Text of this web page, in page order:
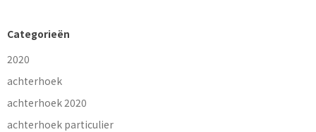
Categorieën
2020
achterhoek
achterhoek 2020
achterhoek particulier